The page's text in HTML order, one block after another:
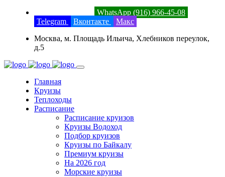
WhatsApp (916) 966-45-08
Telegram
Вконтакте
Макс
Москва, м. Площадь Ильича, Хлебников переулок,
д.5
Главная
Круизы
Теплоходы
Расписание
Расписание круизов
Круизы Водоход
Подбор круизов
Круизы по Байкалу
Премиум круизы
На 2026 год
Морские круизы